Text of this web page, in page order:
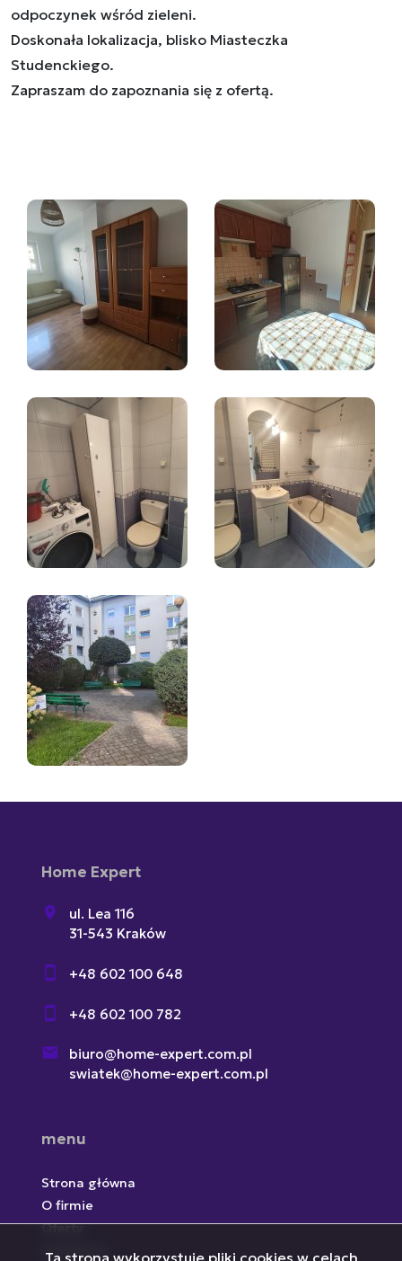
odpoczynek wśród zieleni.
Doskonała lokalizacja, blisko Miasteczka
Studenckiego.
Zapraszam do zapoznania się z ofertą.
Home Expert
ul. Lea 116
31-543 Kraków
+48 602 100 648
+48 602 100 782
biuro@home-expert.com.pl
swiatek@home-expert.com.pl
menu
Strona główna
O firmie
Oferty
Inwestycje
Ta strona wykorzystuje pliki cookies w celach